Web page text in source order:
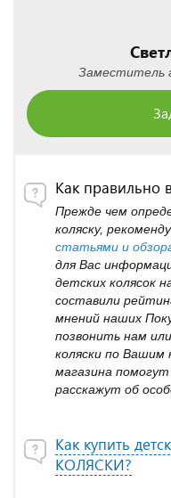
Заместитель
Как правильно
Прежде чем
коляску,
статьями и
для Вас
детских колясок
составили
мнений наших
позвонить нам
коляски по Вашим
магазина
расскажут об
Как купить
КОЛЯСКИ?